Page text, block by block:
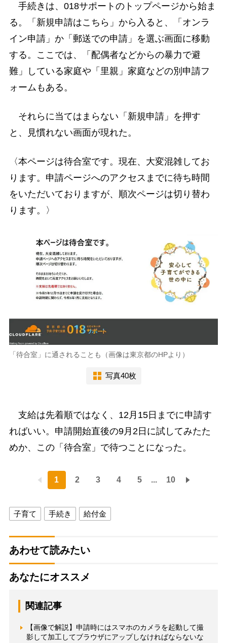
手続きは、018サポートのトップページから始ま
る。「新規申請はこちら」から入ると、「オンラ
イン申請」か「郵送での申請」を選ぶ画面に移動
する。ここでは、「配偶者などからの暴力で避
難」している家庭や「里親」家庭などの別申請フ
ォームもある。
それらに当てはまらない「新規申請」を押す
と、見慣れない画面が現れた。
〈本ページは待合室です。現在、大変混雑してお
ります。申請ページへのアクセスまでに待ち時間
をいただいておりますが、順次ページは切り替わ
ります。〉
「待合室」に通されることも（画像は東京都のHPより）
写真40枚
支給は先着順ではなく、12月15日までに申請す
ればいい。申請開始直後の9月2日に試してみたた
めか、この「待合室」で待つことになった。
1 2 3 4 5 ... 10
子育て 手続き 給付金
あわせて読みたい
あなたにオススメ
関連記事
【画像で解説】申請時にはスマホのカメラを起動して撮
影して加工してブラウザにアップしなければならないな